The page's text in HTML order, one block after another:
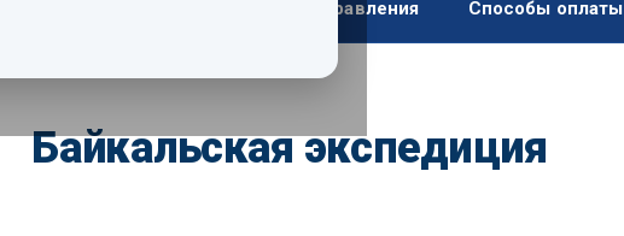
Направления Способы оплаты
Байкальская экспедиция